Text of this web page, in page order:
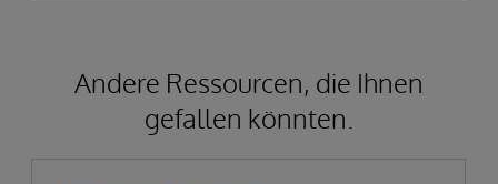
Andere Ressourcen, die Ihnen
gefallen könnten.